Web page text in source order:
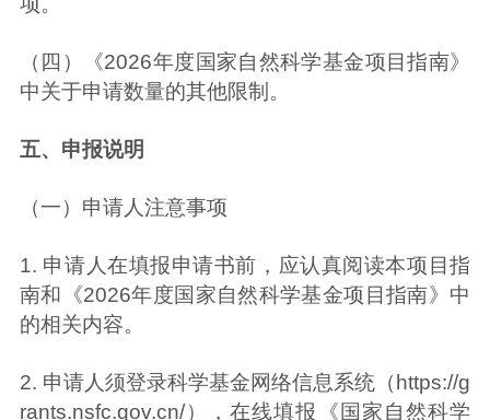
（四）《2026年度国家自然科学基金项目指南》
中关于申请数量的其他限制。
五、申报说明
（一）申请人注意事项
1. 申请人在填报申请书前，应认真阅读本项目指
南和《2026年度国家自然科学基金项目指南》中
的相关内容。
2. 申请人须登录科学基金网络信息系统（https://g
rants.nsfc.gov.cn/），在线填报《国家自然科学